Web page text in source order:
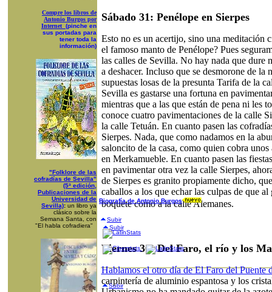
Compre los libros de
Antonio Burgos por
Internet (pinche en
sus portadas para
tener toda la
información)
"Folklore de las
cofradías de Sevilla"
(5ª edición,
Publicaciones de la
Universidad de
Sevilla): un libro ya
clásico sobre la
Semana Santa, con
"El habla cofradiera"
Sábado 31: Penélope en Sierpes
Esto no es un acertijo, sino una meditación
el famoso manto de Penélope? Pues
las calles de Sevilla. No hay nada que dure
a deshacer. Incluso que se desmorone de la
supuestas losas de la presunta Tarifa de la
Sevilla es gastarse una fortuna en
mientras que a las que están de pena ni les
conoce cuatro pavimentaciones de la calle
la calle Tetuán. En cuanto pasen las
Sierpes. Nada, que como nadamos en la
saloncito de la casa, como quien cobra
en Merkamueble. En cuanto pasen las
en pavimentar otra vez la calle Sierpes,
de Sierpes es granito propiamente dicho,
caballos a los que echar las culpas de que
boquete como a la calle Alemanes.
Subir
Viernes 30: Del Faro, el río y los
Hablamos el otro día de El Faro del Puente
carpintería de aluminio espantosa y los
Biografía de Antonio Burgos
Subir
Subir